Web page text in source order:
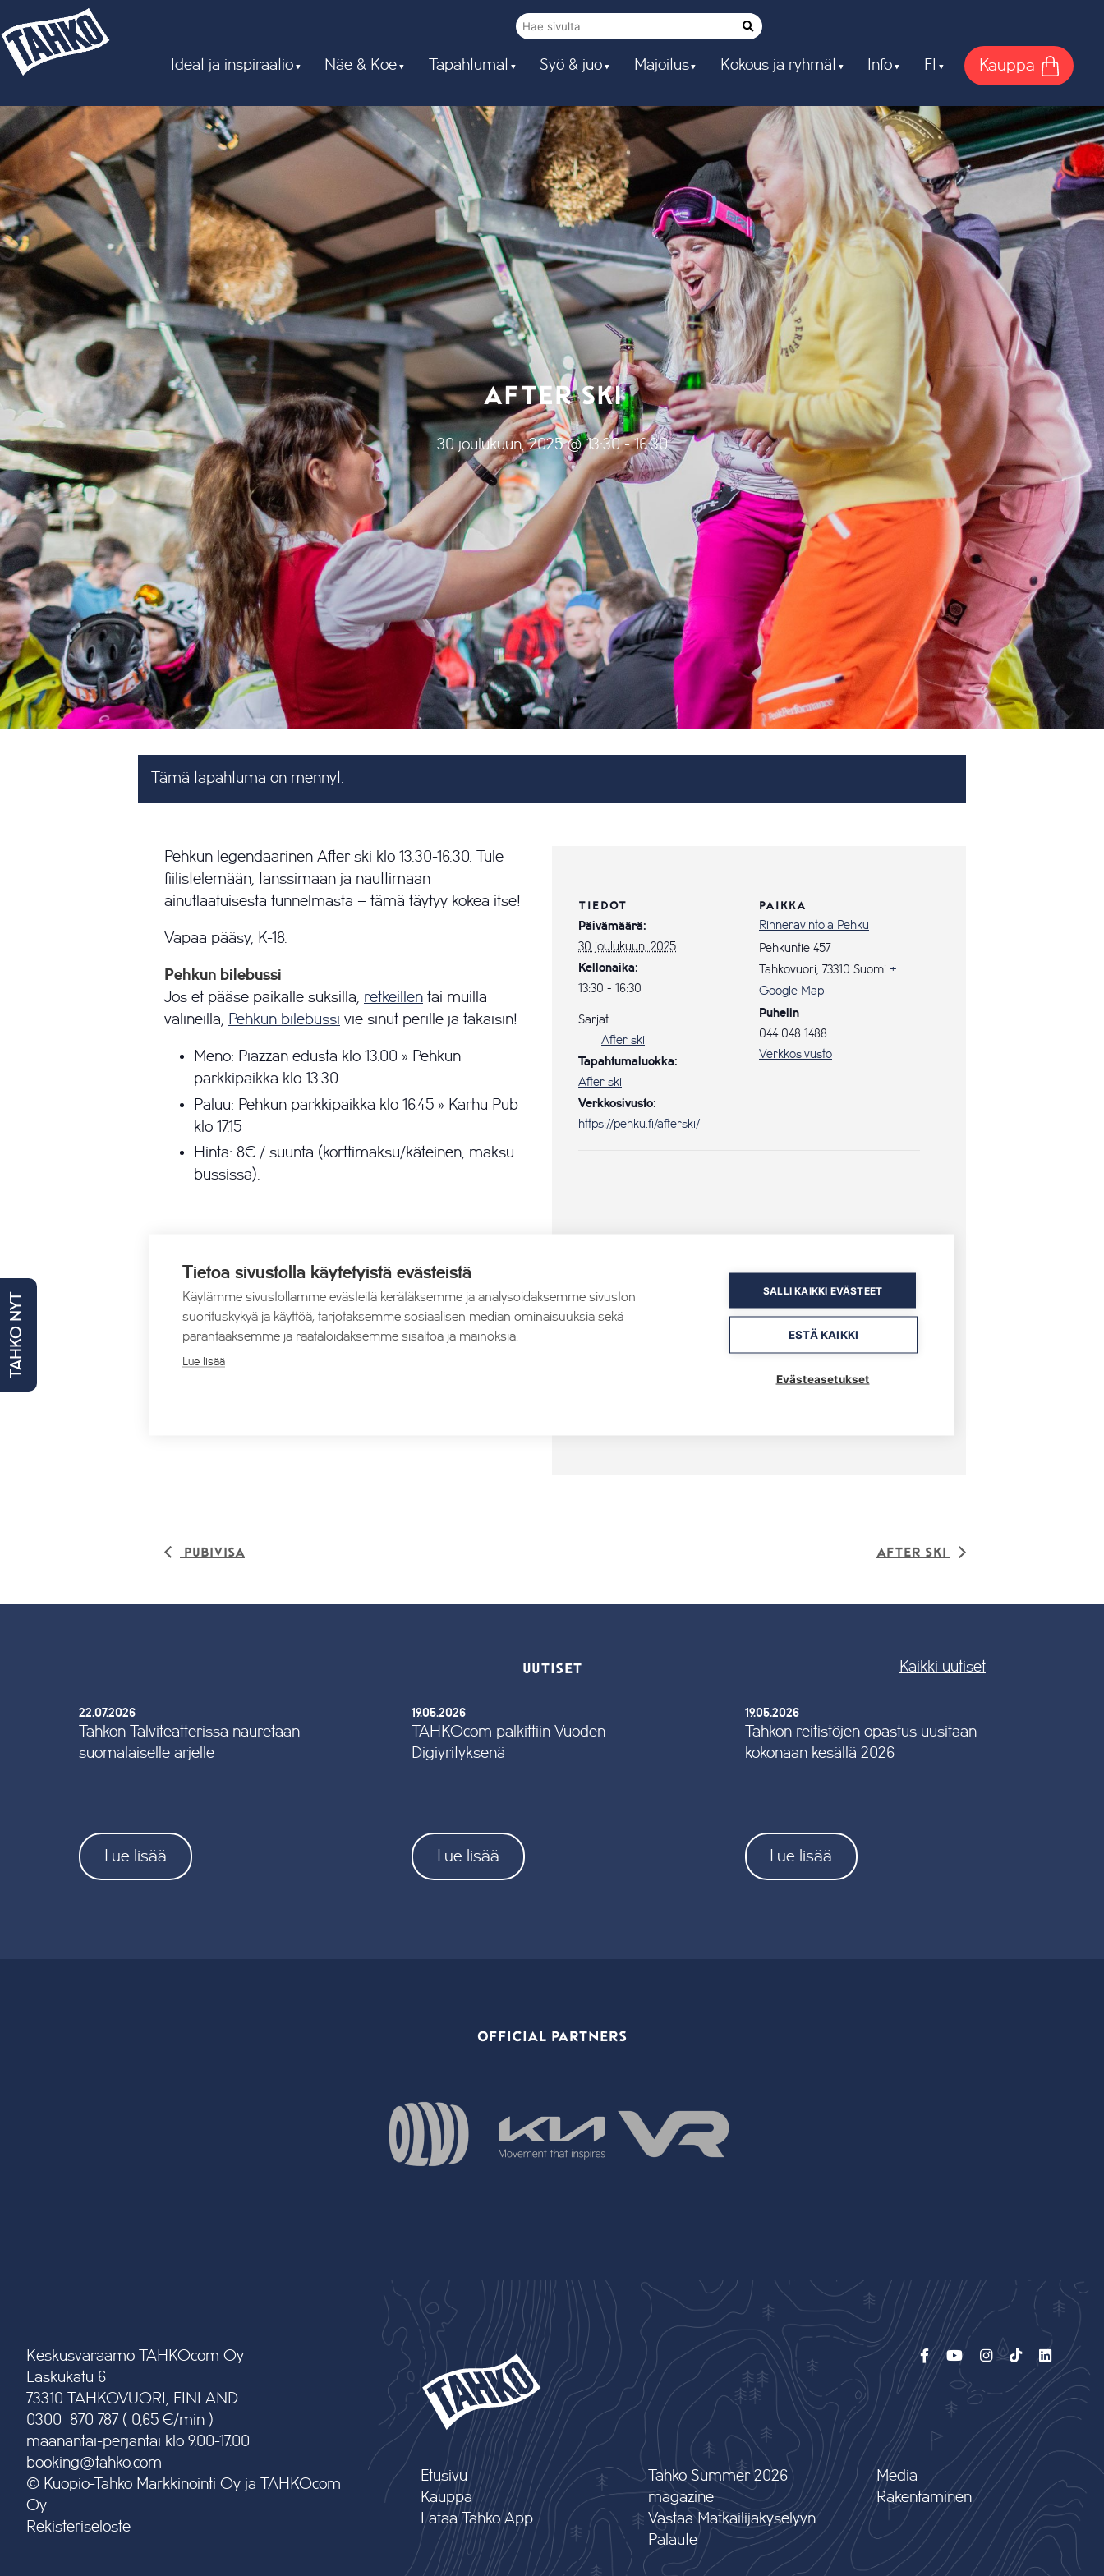
Ideat ja inspiraatio Näe & Koe Tapahtumat Syö & juo Majoitus Kokous ja ryhmät Info FI Kauppa
TAHKO NYT
AFTER SKI
30 joulukuun, 2025 @ 13:30-16:30
Tämä tapahtuma on mennyt.
Pehkun legendaarinen After ski klo 13.30-16.30. Tule
fiilistelemään, tanssimaan ja nauttimaan
ainutlaatuisesta tunnelmasta – tämä täytyy kokea itse!
Vapaa pääsy, K-18.
Pehkun bilebussi
Jos et pääse paikalle suksilla, retkeillen tai muilla
välineillä,
Pehkun bilebussi vie sinut perille ja takaisin!
Meno: Piazzan edusta klo 13.00 » Pehkun
parkkipaikka klo 13.30
Paluu: Pehkun parkkipaikka klo 16.45 » Karhu Pub
klo 17.15
Hinta: 8€ / suunta (korttimaksu/käteinen, maksu
bussissa).
Kaikki Tahkon tapahtumat
Tahkon taksit
TIEDOT
Päivämäärä:
30 joulukuun, 2025
Kellonaika:
13:30 - 16:30
Sarjat:
After ski
Tapahtumaluokka:
After ski
Verkkosivusto:
https://pehku.fi/afterski/
PAIKKA
Rinneravintola Pehku
Pehkuntie 457
Tahkovuori, 73310 Suomi +
Google Map
Puhelin
044 048 1488
Verkkosivusto
Pubivisa After ski
UUTISET Kaikki uutiset
22.07.2026
Tahkon Talviteatterissa nauretaan
suomalaiselle arjelle
Lue lisää
19.05.2026
TAHKOcom palkittiin Vuoden
Digiyrityksenä
Lue lisää
19.05.2026
Tahkon reitistöjen opastus uusitaan
kokonaan kesällä 2026
Lue lisää
OFFICIAL PARTNERS
Keskusvaraamo TAHKOcom Oy
Laskukatu 6
73310 TAHKOVUORI, FINLAND
0300 870 787 ( 0,65 €/min )
maanantai-perjantai klo 9.00-17.00
booking@tahko.com
© Kuopio-Tahko Markkinointi Oy ja TAHKOcom
Oy
Rekisteriseloste
Etusivu
Kauppa
Lataa Tahko App
Tahko Summer 2026
magazine
Vastaa Matkailijakyselyyn
Palaute
Media
Rakentaminen
Tietoa sivustolla käytetyistä evästeistä
Käytämme sivustollamme evästeitä kerätäksemme ja analysoidaksemme sivuston
suorituskykyä ja käyttöä, tarjotaksemme sosiaalisen median ominaisuuksia sekä
parantaaksemme ja räätälöidäksemme sisältöä ja mainoksia.
Lue lisää
SALLI KAIKKI EVÄSTEET
ESTÄ KAIKKI
Evästeasetukset